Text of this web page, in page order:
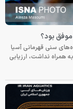
بود؟
سنی قهرمانی آسیا
همراه نداشت، ارزیابی